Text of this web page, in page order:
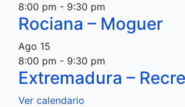
8:00 pm - 9:30 pm
Rociana – Moguer
Ago 15
8:00 pm - 9:30 pm
Extremadura –
Ver calendario